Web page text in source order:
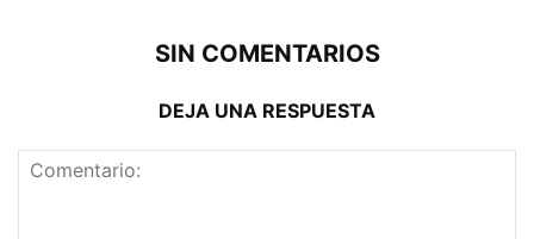
SIN COMENTARIOS
DEJA UNA RESPUESTA